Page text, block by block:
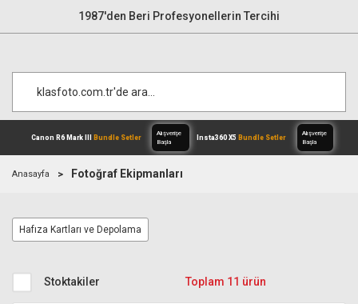
1987'den Beri Profesyonellerin Tercihi
Canon R6 Mark III
Anasayfa Fotoğraf Ekipmanları
Hafıza Kartları ve Depolama
Stoktakiler Toplam 11 ürün